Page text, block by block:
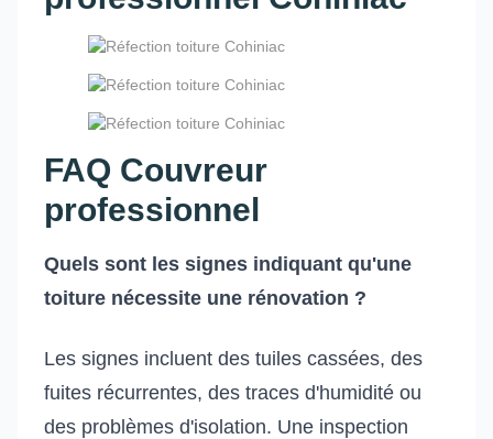
FAQ Couvreur
professionnel
Quels sont les signes indiquant qu'une
toiture nécessite une rénovation ?
Les signes incluent des tuiles cassées, des
fuites récurrentes, des traces d'humidité ou
des problèmes d'isolation. Une inspection